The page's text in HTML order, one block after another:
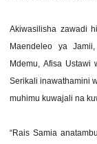
Akiwasilisha zawadi
Maendeleo ya
Mdemu, Afisa Ustawi
Serikali inawathamini
muhimu kuwajali na
“Rais Samia